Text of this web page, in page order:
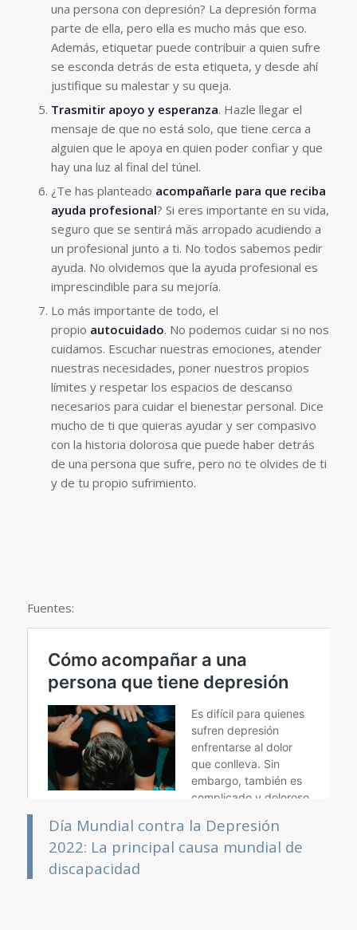
una persona con depresión? La depresión forma
parte de ella, pero ella es mucho más que eso.
Además, etiquetar puede contribuir a quien sufre
se esconda detrás de esta etiqueta, y desde ahí
justifique su malestar y su queja.
Trasmitir apoyo y esperanza. Hazle llegar el
mensaje de que no está solo, que tiene cerca a
alguien que le apoya en quien poder confiar y que
hay una luz al final del túnel.
¿Te has planteado acompañarle para que reciba
ayuda profesional? Si eres importante en su vida,
seguro que se sentirá más arropado acudiendo a
un profesional junto a ti. No todos sabemos pedir
ayuda. No olvidemos que la ayuda profesional es
imprescindible para su mejoría.
Lo más importante de todo, el
propio autocuidado. No podemos cuidar si no nos
cuidamos. Escuchar nuestras emociones, atender
nuestras necesidades, poner nuestros propios
límites y respetar los espacios de descanso
necesarios para cuidar el bienestar personal. Dice
mucho de ti que quieras ayudar y ser compasivo
con la historia dolorosa que puede haber detrás
de una persona que sufre, pero no te olvides de ti
y de tu propio sufrimiento.
Fuentes:
Día Mundial contra la Depresión
2022: La principal causa mundial de
discapacidad